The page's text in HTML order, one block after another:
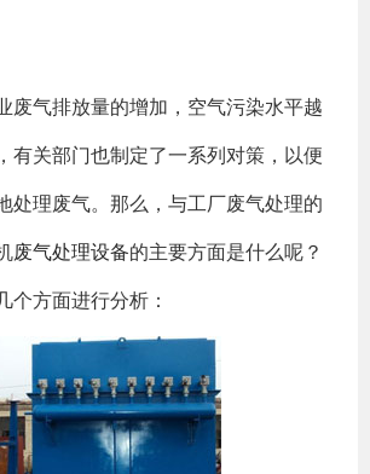
废气排放量的增加，空气污染水平越
有关部门也制定了一系列对策，以便
处理废气。那么，与工厂废气处理的
废气处理设备的主要方面是什么呢？
个方面进行分析：